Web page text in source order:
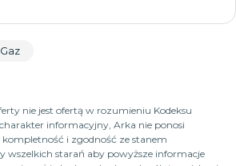
Gaz
nie jest ofertą w rozumieniu Kodeksu
informacyjny, Arka nie ponosi
i zgodność ze stanem
wszelkich starań aby powyższe informacje